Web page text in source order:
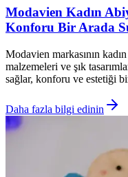
Modavien Kadın
Konforu Bir Arada
Modavien markasının
malzemeleri ve şık
sağlar, konforu ve estetiği
Daha fazla bilgi edinin